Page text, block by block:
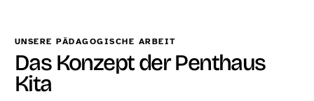
UNSERE PÄDAGOGISCHE ARBEIT
Das Konzept der Penthaus
Kita